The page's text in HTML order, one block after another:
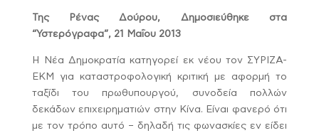
Της Ρένας Δούρου, Δημοσιεύθηκε στα
“Υστερόγραφα”, 21 Μαΐου 2013
Η Νέα Δημοκρατία κατηγορεί εκ νέου τον ΣΥΡΙΖΑ-
ΕΚΜ για καταστροφολογική κριτική με αφορμή το
ταξίδι του πρωθυπουργού, συνοδεία πολλών
δεκάδων επιχειρηματιών στην Κίνα. Είναι φανερό ότι
με τον τρόπο αυτό – δηλαδή τις φωνασκίες εν είδει